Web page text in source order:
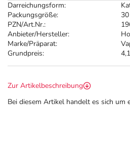
Darreichungsform:
Packungsgröße:
PZN/Art.Nr.:
Anbieter/Hersteller:
Marke/Präparat:
Grundpreis:
Zur Artikelbeschreibung
Bei diesem Artikel handelt es sich um